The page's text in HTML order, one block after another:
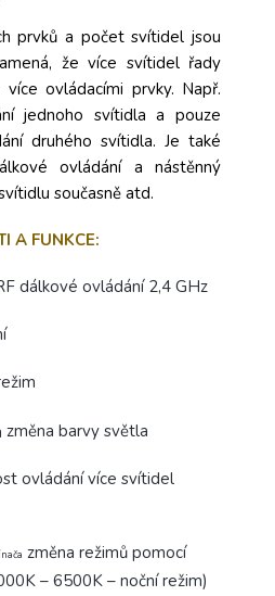
prvků a počet svítidel jsou
že více svítidel řady
více ovládacími prvky. Např.
jednoho svítidla a pouze
druhého svítidla. Je také
ovládání a nástěnný
současně atd.
A FUNKCE:
dálkové ovládání 2,4 GHz
změna barvy světla
ovládání více svítidel
změna režimů pomocí
– 6500K – noční režim)